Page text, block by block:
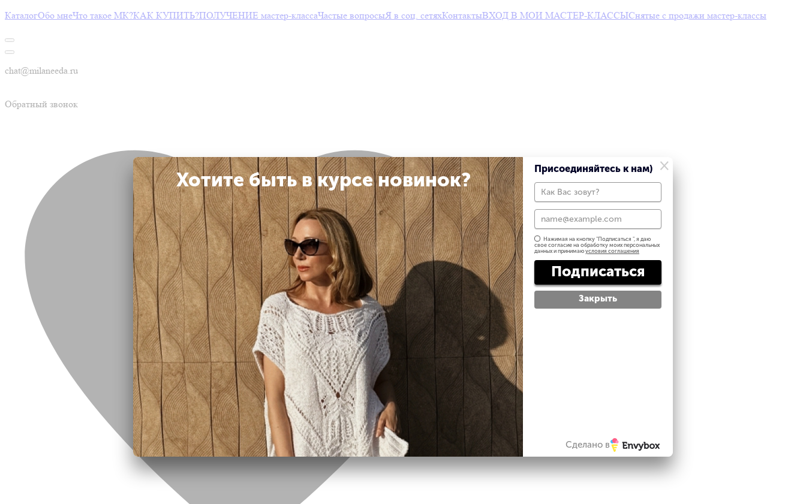
КаталогОбо мнеЧто такое МК?КАК КУПИТЬ?ПОЛУЧЕНИЕ мастер-классаЧастые вопросыЯ в соц. сетяхКонтактыВХОД В МОИ МАСТЕР-КЛАССЫСнятые с продажи мастер-классы
chat@milaneeda.ru
Обратный звонок
Хотите быть в курсе новинок?
×
Присоединяйтесь к нам)
Нажимая на кнопку "Подписаться ", я даю
свое согласие на обработку моих персональных
данных и принимаю условия соглашения
Подписаться
Закрыть
Сделано в